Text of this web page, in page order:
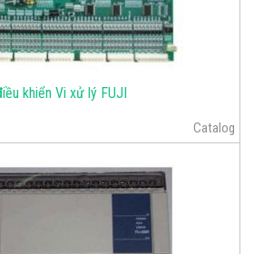
khiển Vi xử lý FUJI
Catalog